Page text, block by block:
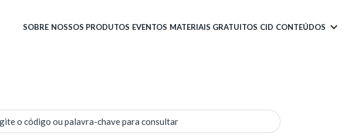
SOBRE NOSSOS PRODUTOS EVENTOS MATERIAIS GRATUITOS CID CONTEÚDOS
o código ou palavra-chave para consultar